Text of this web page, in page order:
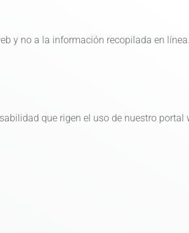
y no a la información recopilada en línea.
que rigen el uso de nuestro portal